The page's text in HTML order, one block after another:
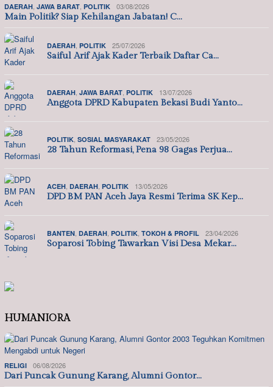
DAERAH JAWA BARAT POLITIK 03/08/2026
Main Politik? Siap Kehilangan Jabatan! C…
DAERAH POLITIK 25/07/2026
Saiful Arif Ajak Kader Terbaik Daftar Ca…
DAERAH JAWA BARAT POLITIK 13/07/2026
Anggota DPRD Kabupaten Bekasi Budi Yanto…
POLITIK SOSIAL MASYARAKAT 23/05/2026
28 Tahun Reformasi, Pena 98 Gagas Perjua…
ACEH DAERAH POLITIK 13/05/2026
DPD BM PAN Aceh Jaya Resmi Terima SK Kep…
BANTEN DAERAH POLITIK TOKOH & PROFIL 23/04/2026
Soparosi Tobing Tawarkan Visi Desa Mekar…
HUMANIORA
RELIGI 06/08/2026
Dari Puncak Gunung Karang, Alumni Gontor…